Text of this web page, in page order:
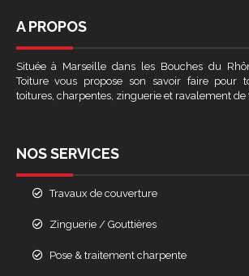
A PROPOS
Située à Marseille dans les Bouches du
Toiture vous propose son savoir faire pour
toitures, charpentes, zinguerie et ravalement de
NOS SERVICES
Travaux de couverture
Zinguerie / Gouttières
Pose & traitement charpente